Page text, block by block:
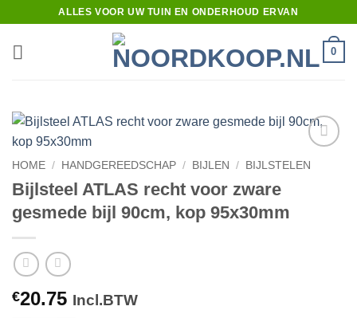
inhoud
ALLES VOOR UW TUIN EN ONDERHOUD ERVAN
0
Toevoegen
HOME / HANDGEREEDSCHAP / BIJLEN / BIJLSTELEN
Bijlsteel ATLAS recht voor zware
gesmede bijl 90cm, kop 95x30mm
€20.75 Incl.BTW